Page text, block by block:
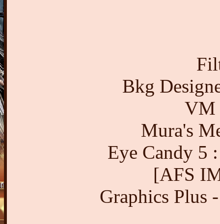
Bkg
VM
Mura's
Eye Candy 5
[AFS
Graphics Plus